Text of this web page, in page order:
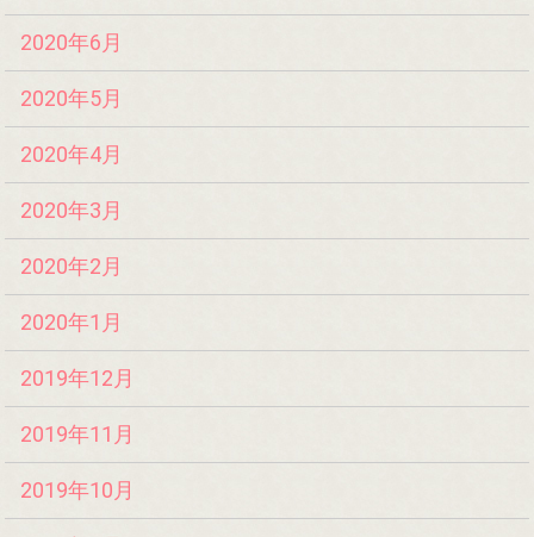
2020年6月
2020年5月
2020年4月
2020年3月
2020年2月
2020年1月
2019年12月
2019年11月
2019年10月